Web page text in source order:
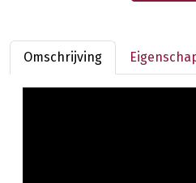
Omschrijving